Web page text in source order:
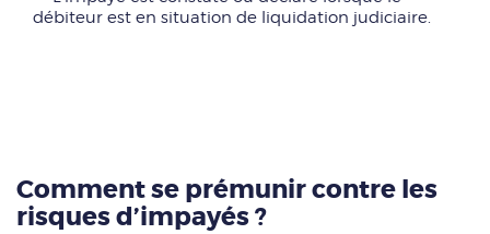
débiteur est en situation de liquidation judiciaire.
Comment se prémunir contre les
risques d’impayés ?